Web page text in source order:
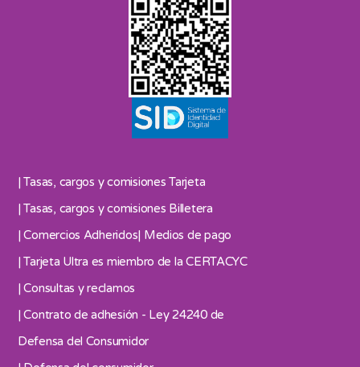
| Tasas, cargos y comisiones Tarjeta
| Tasas, cargos y comisiones Billetera
| Comercios Adheridos| Medios de pago
| Tarjeta Ultra es miembro de la CERTACYC
| Consultas y reclamos
| Contrato de adhesión - Ley 24240 de
Defensa del Consumidor